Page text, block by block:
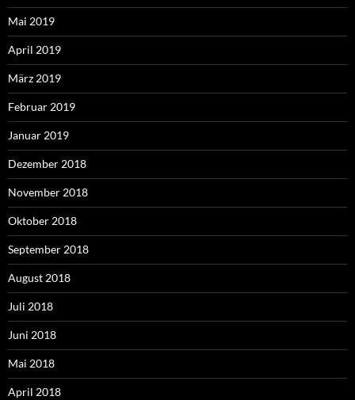
Mai 2019
April 2019
März 2019
Februar 2019
Januar 2019
Dezember 2018
November 2018
Oktober 2018
September 2018
August 2018
Juli 2018
Juni 2018
Mai 2018
April 2018